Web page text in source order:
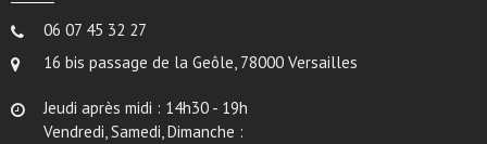
06 07 45 32 27
16 bis passage de la Geôle, 78000 Versailles
Jeudi après midi : 14h30 - 19h
Vendredi, Samedi, Dimanche :